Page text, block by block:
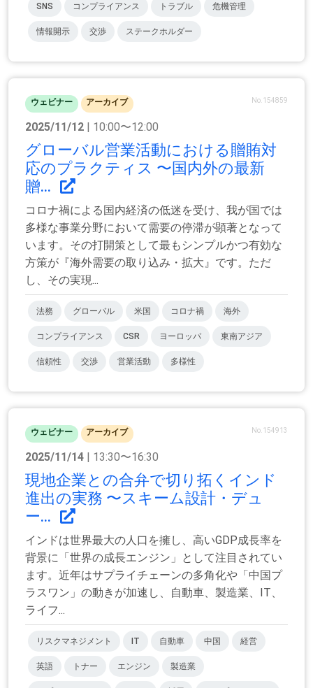
SNS コンプライアンス トラブル 危機管理
情報開示 交渉 ステークホルダー
ウェビナー アーカイブ No.154859
2025/11/12 | 10:00〜12:00
グローバル営業活動における贈賄対
応のプラクティス 〜国内外の最新
贈...
コロナ禍による国内経済の低迷を受け、我が国では
多様な事業分野において需要の停滞が顕著となって
います。その打開策として最もシンプルかつ有効な
方策が『海外需要の取り込み・拡大』です。ただ
し、その実現...
法務 グローバル 米国 コロナ禍 海外
コンプライアンス CSR ヨーロッパ 東南アジア
信頼性 交渉 営業活動 多様性
ウェビナー アーカイブ No.154913
2025/11/14 | 13:30〜16:30
現地企業との合弁で切り拓くインド
進出の実務 〜スキーム設計・デュ
ー...
インドは世界最大の人口を擁し、高いGDP成長率を
背景に「世界の成長エンジン」として注目されてい
ます。近年はサプライチェーンの多角化や「中国プ
ラスワン」の動きが加速し、自動車、製造業、IT、
ライフ...
リスクマネジメント IT 自動車 中国 経営
英語 トナー エンジン 製造業